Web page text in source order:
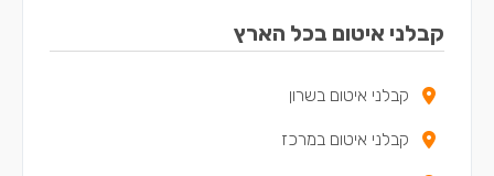
קבלני איטום באפרתה
קבלני איטום בכל הארץ
קבלני איטום בשרון
קבלני איטום במרכז